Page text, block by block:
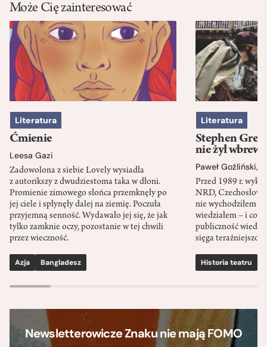
Może Cię zainteresować
Literatura
Ćmienie
Leesa Gazi
Zadowolona z siebie Lovely wysiadła
z autorikszy z dwudziestoma taka w dłoni.
Promienie zimowego słońca przemknęły po
jej ciele i spłynęły dalej na ziemię. Poczuła
przyjemną senność. Wydawało jej się, że jak
tylko zamknie oczy, pozostanie w tej chwili
przez wieczność.
Azja Bangladesz
Literatura
Stephen
nie żył wbrew
Paweł Goźliński,
Przed 1989 r.
NRD,
nie wychodziłem
wiedziałem – i co
publiczność
sięga
Historia teatru
Newsletterowicze Znaku nie mają FOMO